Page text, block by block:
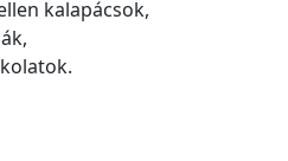
kalapácsok,